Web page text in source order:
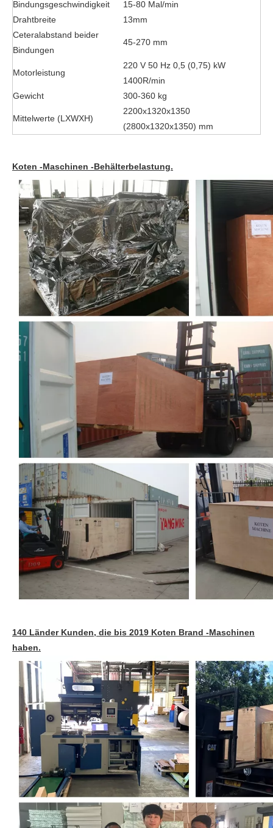
Bindungsgeschwindigkeit
15-80 Mal/min
Drahtbreite
13mm
Ceteralabstand beider
Bindungen
45-270 mm
Motorleistung
220 V 50 Hz 0,5 (0,75) kW
1400R/min
Gewicht
300-360 kg
Mittelwerte (LXWXH)
2200x1320x1350
(2800x1320x1350) mm
Koten -Maschinen -Behälterbelastung.
140 Länder Kunden, die bis 2019 Koten Brand -Maschinen
haben.